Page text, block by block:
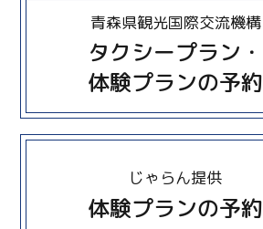
タクシープラン・
体験プランの予約
青森県観光国際交流機構
体験プランの予約
じゃらん提供
more